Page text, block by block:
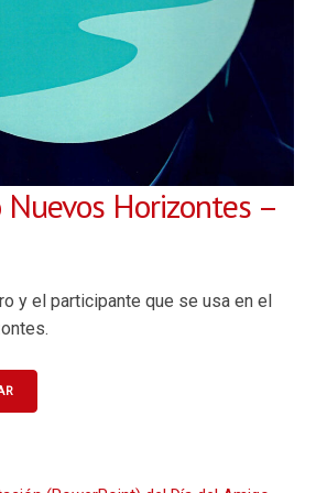
Horizontes –
y el participante que se usa en el